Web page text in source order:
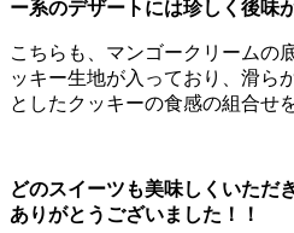
ー系のデザートには珍しく後味
こちらも、マンゴークリームの
ッキー生地が入っており、滑ら
としたクッキーの食感の組合せ
どのスイーツも美味しくいただ
ありがとうございました！！